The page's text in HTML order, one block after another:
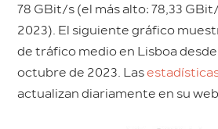
78 GBit/s (el más alto: 78,33
2023). El siguiente gráfico
de tráfico medio en Lisboa
octubre de 2023. Las
actualizan diariamente en su